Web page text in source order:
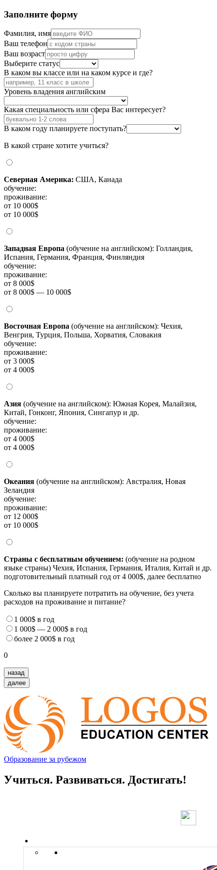
Заполните форму
Фамилия, имя
Ваш телефон
Ваш возраст
Выберите статус
В каком вы классе или на каком курсе и где?
Уровень владения английским
Какая специальность или сфера Вас интересует?
В каком году планируете поступать?
В какой стране хотите учиться?
Северная Америка: США, Канада
обучение:
проживание:
от 10 000$
от 10 000$
Западная Европа (обучение на английском): Голландия,
Испания, Германия, Франция, Финляндия
обучение:
проживание:
от 8 000$
от 8 000$ — 10 000$
Восточная Европа (обучение на английском): Чехия,
Венгрия, Турция, Польша, Хорватия, Словакия
обучение:
проживание:
от 3 000$
от 4 000$
Азия (обучение на английском): Южная Корея, Малайзия,
Китай, Гонконг, Япония, Сингапур и др.
обучение:
проживание:
от 4 000$
от 4 000$
Океания (обучение на английском): Австралия, Новая
Зеландия
обучение:
проживание:
от 12 000$
от 10 000$
Страны с бесплатным обучением: (обучение на родном
языке страны) Чехия, Испания, Германия, Италия, Китай и др.
подготовительный платный год от 4 000$, далее бесплатно
Сколько вы планируете потратить на обучение, без учета
расходов на проживание и питание?
1 000$ в год
1 000$ — 2 000$ в год
более 2 000$ в год
0
назад
далее
Образование за рубежом
Учиться. Развиваться. Достигать!